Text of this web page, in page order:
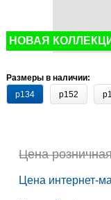
НОВАЯ
Размеры в наличии:
р134
р152
Цена
Цена интернет-